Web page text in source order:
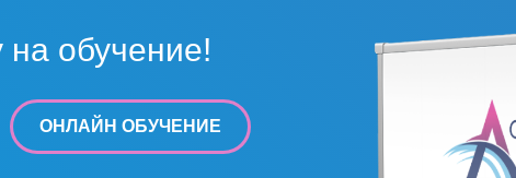
на обучение!
ОНЛАЙН ОБУЧЕНИЕ